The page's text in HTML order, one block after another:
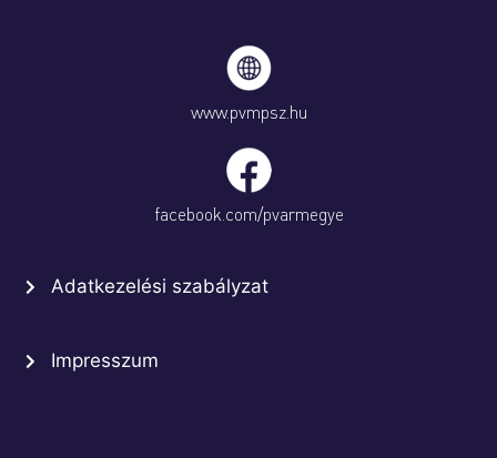
www.pvmpsz.hu
facebook.com/pvarmegye
Adatkezelési szabályzat
Impresszum